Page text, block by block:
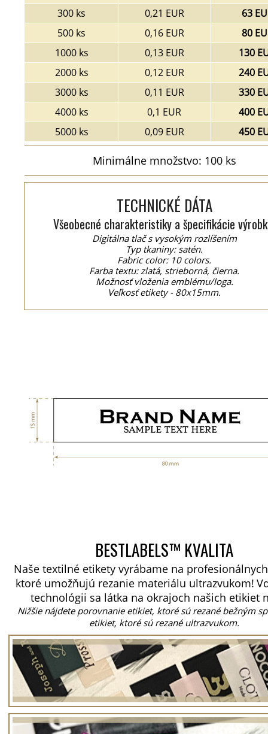
300 ks
0,21 EUR
63
500 ks
0,16 EUR
80
1000 ks
0,13 EUR
130
2000 ks
0,12 EUR
240
3000 ks
0,11 EUR
330
4000 ks
0,1 EUR
400
5000 ks
0,09 EUR 450
Minimálne množstvo: 100 ks
TECHNICKÉ DÁTA
Všeobecné charakteristiky a špecifikácie
Digitálna tlač s vysokým rozlíšením
Typ tkaniny: satén.
Fabric color: 10 colors.
Farba textu: zlatá, strieborná, čierna.
Možnosť vloženia emblému/loga.
Veľkosť etikety - 80x15mm.
BESTLABELS™ KVALITA
Naše textilné etikety vyrábame na
ktoré umožňujú rezanie materiálu ultrazvukom!
technológii sa látka na okrajoch našich etikiet
Nižšie nájdete porovnanie etikiet, ktoré sú rezané bežným
etikiet, ktoré sú rezané ultrazvukom.